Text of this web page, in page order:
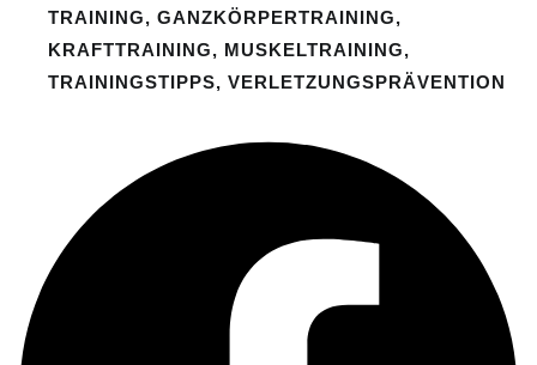
TRAINING, GANZKÖRPERTRAINING,
KRAFTTRAINING, MUSKELTRAINING,
TRAININGSTIPPS, VERLETZUNGSPRÄVENTION